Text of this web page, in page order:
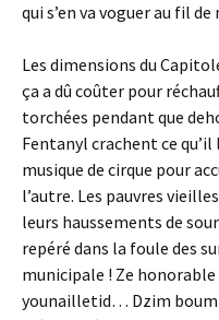
qui s’en va voguer au fil
Les dimensions du
ça a dû coûter pour
torchées pendant que
Fentanyl crachent ce
musique de cirque pour
l’autre. Les pauvres
leurs haussements de
repéré dans la foule des
municipale ! Ze
younailletid… Dzim